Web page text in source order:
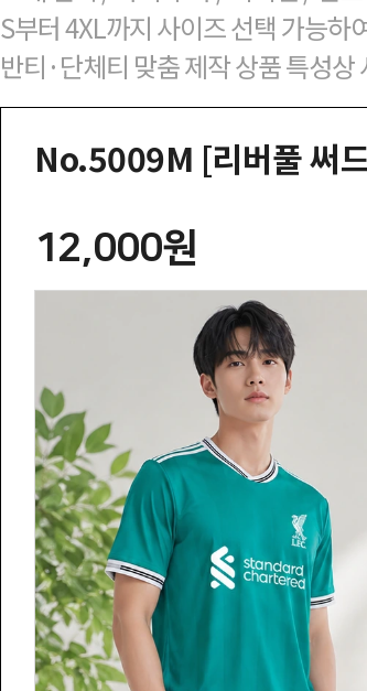
S부터 4XL까지 사이즈 선택 가능
반티·단체티 맞춤 제작 상품 특성
No.5009M [리버풀 써
12,000원